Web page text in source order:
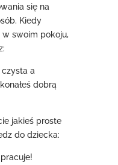
się na
Kiedy
swoim pokoju,
czysta a
dobrą
jakieś proste
do dziecka: